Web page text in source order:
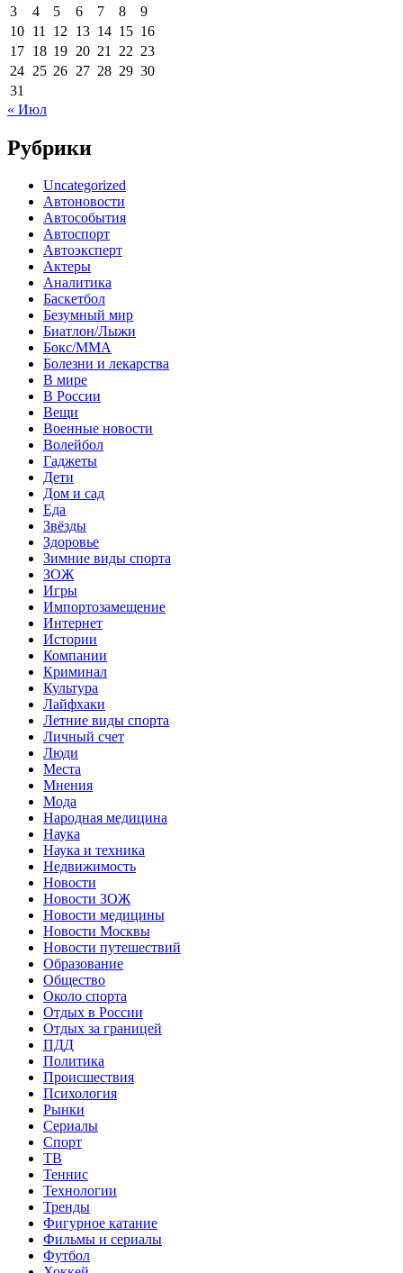
3
4 5 6 7 8
9
10 11 12 13 14 15 16
17 18 19 20 21 22 23
24 25 26 27 28 29 30
31
« Июл
Рубрики
Uncategorized
Автоновости
Автособытия
Автоспорт
Автоэксперт
Актеры
Аналитика
Баскетбол
Безумный мир
Биатлон/Лыжи
Бокс/MMA
Болезни и лекарства
В мире
В России
Вещи
Военные новости
Волейбол
Гаджеты
Дети
Дом и сад
Еда
Звёзды
Здоровье
Зимние виды спорта
ЗОЖ
Игры
Импортозамещение
Интернет
Истории
Компании
Криминал
Культура
Лайфхаки
Летние виды спорта
Личный счет
Люди
Места
Мнения
Мода
Народная медицина
Наука
Наука и техника
Недвижимость
Новости
Новости ЗОЖ
Новости медицины
Новости Москвы
Новости путешествий
Образование
Общество
Около спорта
Отдых в России
Отдых за границей
ПДД
Политика
Происшествия
Психология
Рынки
Сериалы
Спорт
ТВ
Теннис
Технологии
Тренды
Фигурное катание
Фильмы и сериалы
Футбол